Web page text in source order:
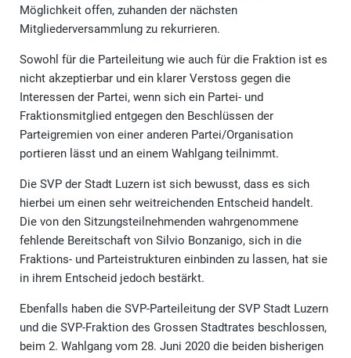
Möglichkeit offen, zuhanden der nächsten
Mitgliederversammlung zu rekurrieren.
Sowohl für die Parteileitung wie auch für die Fraktion ist es
nicht akzeptierbar und ein klarer Verstoss gegen die
Interessen der Partei, wenn sich ein Partei- und
Fraktionsmitglied entgegen den Beschlüssen der
Parteigremien von einer anderen Partei/Organisation
portieren lässt und an einem Wahlgang teilnimmt.
Die SVP der Stadt Luzern ist sich bewusst, dass es sich
hierbei um einen sehr weitreichenden Entscheid handelt.
Die von den Sitzungsteilnehmenden wahrgenommene
fehlende Bereitschaft von Silvio Bonzanigo, sich in die
Fraktions- und Parteistrukturen einbinden zu lassen, hat sie
in ihrem Entscheid jedoch bestärkt.
Ebenfalls haben die SVP-Parteileitung der SVP Stadt Luzern
und die SVP-Fraktion des Grossen Stadtrates beschlossen,
beim 2. Wahlgang vom 28. Juni 2020 die beiden bisherigen